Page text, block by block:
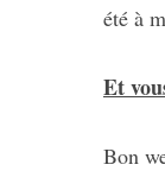
été à
Et
Bon